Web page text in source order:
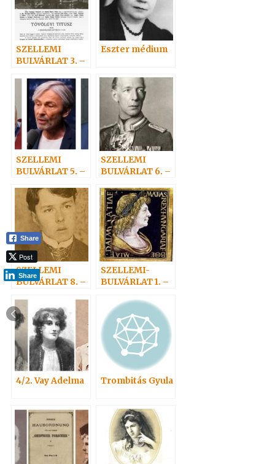
SZELLEMI
BULVÁRLAT 3. –
NAPTÁRA
Eszter médium
SZELLEMI
BULVÁRLAT 5. –
TÚLVILÁG?
SZELLEMI
BULVÁRLAT 6. –
nevezetes
rokonai 1
SZELLEMI
BULVÁRLAT 8. –
nevezetes
rokonai 2
SZELLEMI-
BULVÁRLAT 1. –
Corvinákra
4/2. Vay Adelma Trombitás Gyula
Share
Post
Share